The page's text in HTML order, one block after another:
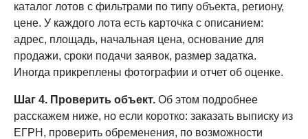
каталог лотов с фильтрами по типу объекта, региону,
цене. У каждого лота есть карточка с описанием:
адрес, площадь, начальная цена, основание для
продажи, сроки подачи заявок, размер задатка.
Иногда прикреплены фотографии и отчет об оценке.
Шаг 4. Проверить объект. Об этом подробнее
расскажем ниже, но если коротко: заказать выписку из
ЕГРН, проверить обременения, по возможности